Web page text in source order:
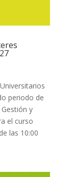
periodo de
y
el curso
las 10:00